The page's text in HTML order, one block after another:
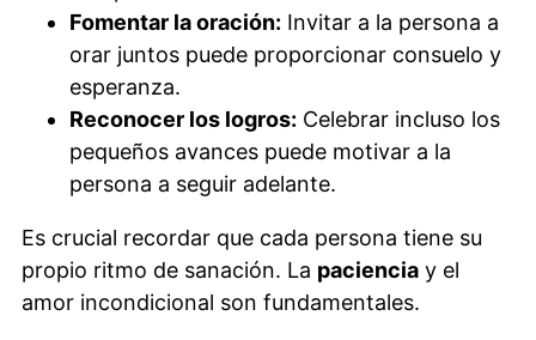
Fomentar la oración: Invitar a la persona a
orar juntos puede proporcionar consuelo y
esperanza.
Reconocer los logros: Celebrar incluso los
pequeños avances puede motivar a la
persona a seguir adelante.
Es crucial recordar que cada persona tiene su
propio ritmo de sanación. La paciencia y el
amor incondicional son fundamentales.